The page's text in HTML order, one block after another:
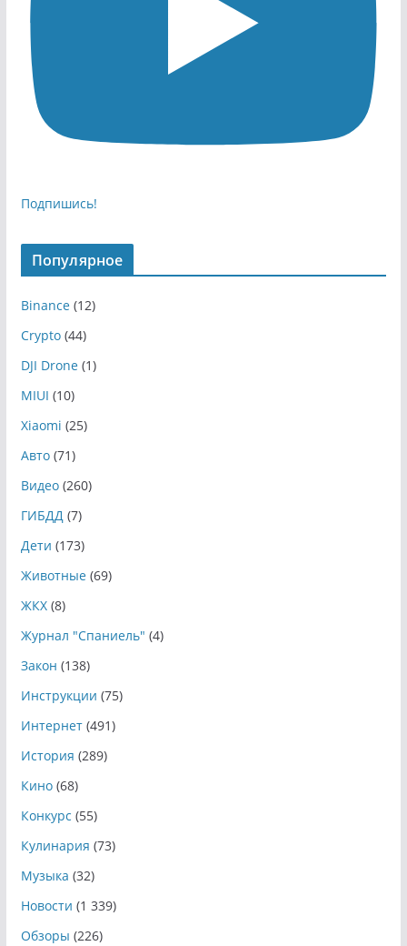
Подпишись!
Популярное
Binance(12)
Crypto(44)
DJI Drone(1)
MIUI (10)
Xiaomi (25)
Авто(71)
Видео(260)
ГИБДД(7)
Дети (173)
Животные(69)
ЖКХ(8)
Журнал "Спаниель" (4)
Закон (138)
Инструкции (75)
Интернет(491)
История (289)
Кино(68)
Конкурс (55)
Кулинария (73)
Музыка (32)
Новости (1 339)
Обзоры (226)